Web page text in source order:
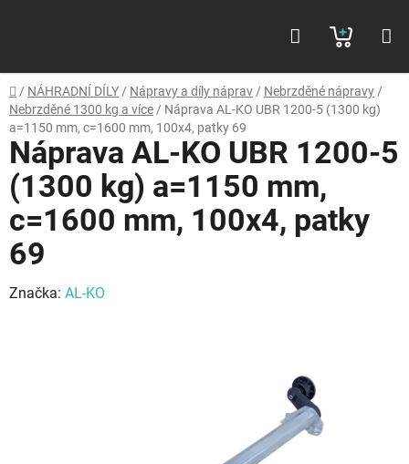
KOŠÍK
Domů
/ NÁHRADNÍ DÍLY / Nápravy a díly náprav / Nebrzděné nápravy /
Nebrzděné 1300 kg a více / Náprava AL-KO UBR 1200-5 (1300 kg)
a=1150 mm, c=1600 mm, 100x4, patky 69
Náprava AL-KO UBR 1200-5
(1300 kg) a=1150 mm,
c=1600 mm, 100x4, patky
69
Značka: AL-KO